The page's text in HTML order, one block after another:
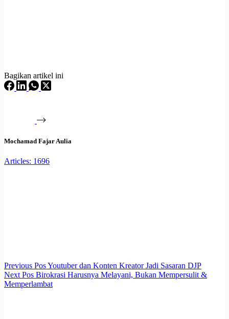
Bagikan artikel ini
Mochamad Fajar Aulia
Articles: 1696
Previous PosYoutuber dan Konten Kreator Jadi Sasaran DJP
Next Pos Birokrasi Harusnya Melayani, Bukan Mempersulit &
Memperlambat